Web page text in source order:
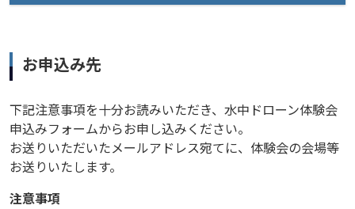
お申込み先
下記注意事項を十分お読みいただき、水中ドローン体験会
申込みフォームからお申し込みください。
お送りいただいたメールアドレス宛てに、体験会の会場等
お送りいたします。
注意事項